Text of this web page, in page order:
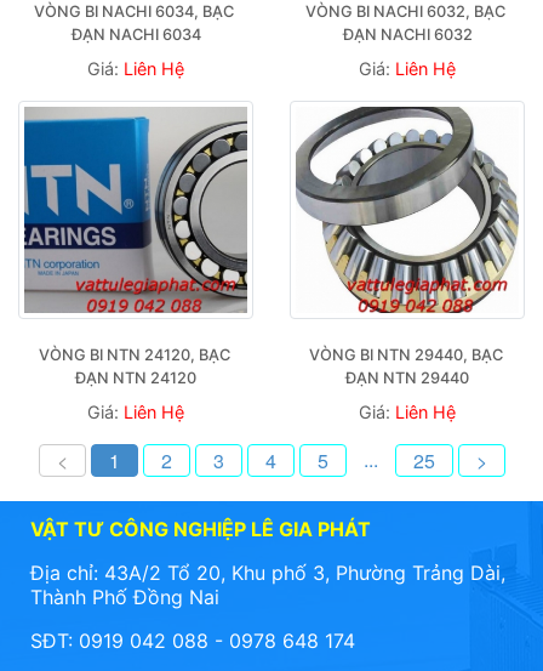
VÒNG BI NACHI 6034, BẠC
ĐẠN NACHI 6034
Giá: Liên Hệ
VÒNG BI NACHI 6032, BẠC
ĐẠN NACHI 6032
Giá: Liên Hệ
VÒNG BI NTN 24120, BẠC
ĐẠN NTN 24120
Giá: Liên Hệ
VÒNG BI NTN 29440, BẠC
ĐẠN NTN 29440
Giá: Liên Hệ
< 1 2 3 4 5 ... 25 >
VẬT TƯ CÔNG NGHIỆP LÊ GIA PHÁT
Địa chỉ: 43A/2 Tổ 20, Khu phố 3, Phường Trảng Dài,
Thành Phố Đồng Nai
SĐT: 0919 042 088 - 0978 648 174